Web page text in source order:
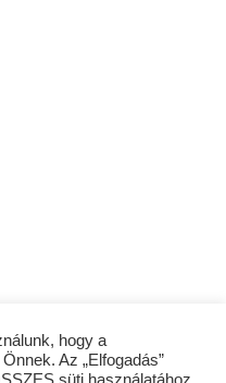
hogy a
Az „Elfogadás”